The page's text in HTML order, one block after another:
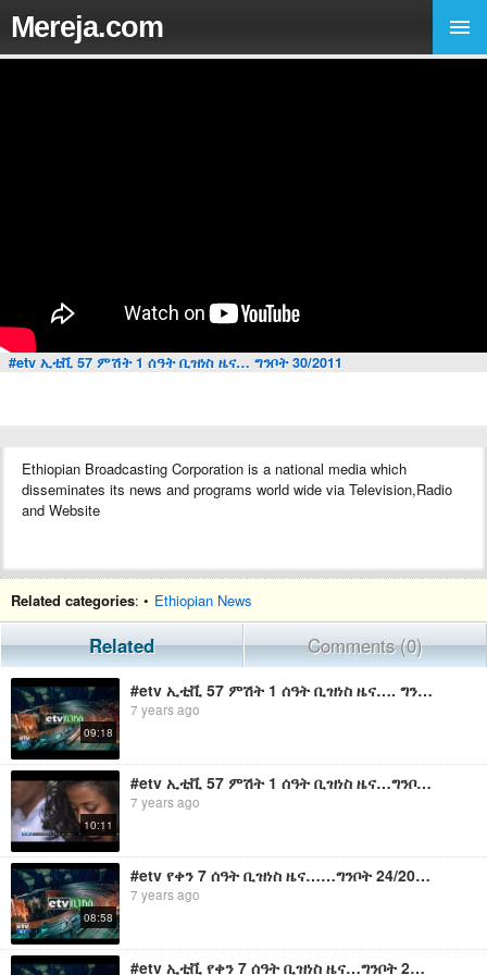
Mereja.com
#etv ኢቲቪ 57 ምሽት 1 ሰዓት ቢዝነስ ዜና… ግንቦት 30/2011
Ethiopian Broadcasting Corporation is a national media which
disseminates its news and programs world wide via Television,Radio
and Website
Related categories: • Ethiopian News
Related Comments (0)
09:18
#etv ኢቲቪ 57 ምሽት 1 ሰዓት ቢዝነስ ዜና…. ግንቦት 29/2011
7 years ago
10:11
#etv ኢቲቪ 57 ምሽት 1 ሰዓት ቢዝነስ ዜና…ግንቦት 21 /2011 ዓ.ም
7 years ago
08:58
#etv የቀን 7 ሰዓት ቢዝነስ ዜና……ግንቦት 24/2011 ዓ.ም
7 years ago
#etv ኢቲቪ የቀን 7 ሰዓት ቢዝነስ ዜና…ግንቦት 23/2011 ዓ.ም